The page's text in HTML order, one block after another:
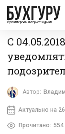
бухгалтерский интернет-журнал
С
Автор:
Актуально на
Прочитано: 554